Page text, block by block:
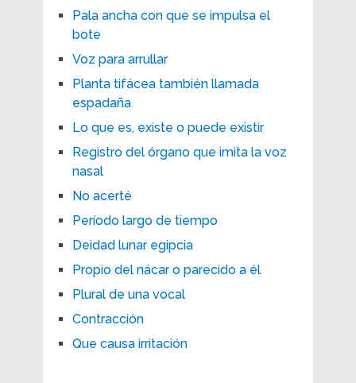
Pala ancha con que se impulsa el
bote
Voz para arrullar
Planta tifácea también llamada
espadaña
Lo que es, existe o puede existir
Registro del órgano que imita la voz
nasal
No acerté
Período largo de tiempo
Deidad lunar egipcia
Propio del nácar o parecido a él
Plural de una vocal
Contracción
Que causa irritación